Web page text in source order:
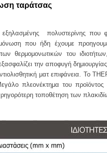
ταράτσας
πολυστερίνης που
που ήδη έχουμε
θερμομονωτικών του
την αποφυγή
ματ επιφάνεια. Το
πλεονέκτημα του προϊόντος
τοποθέτηση των